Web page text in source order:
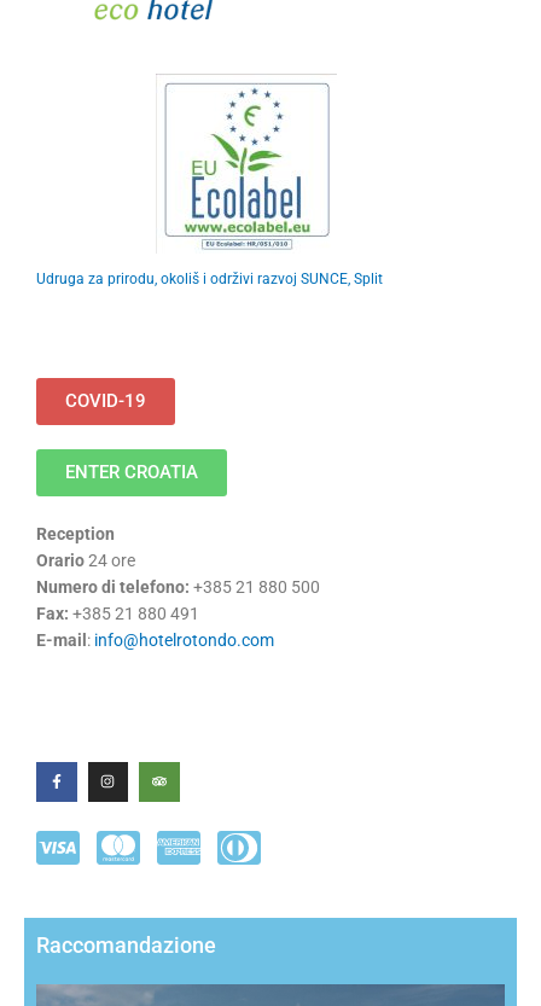
Udruga za prirodu, okoliš i održivi razvoj SUNCE, Split
COVID-19
ENTER CROATIA
Reception
Orario24 ore
Numero di telefono: +385 21 880 500
Fax: +385 21 880 491
E-mail : info@hotelrotondo.com
F
a
o
o
k
I
n
g
r
a
T
r
d
v
i
Raccomandazione